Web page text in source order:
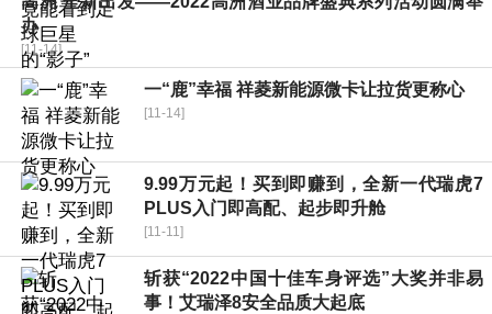
办
[11-14]
一“鹿”幸福 祥菱新能源微卡让拉货更称心
[11-14]
9.99万元起！买到即赚到，全新一代瑞虎7
PLUS入门即高配、起步即升舱
[11-11]
斩获“2022中国十佳车身评选”大奖并非易
事！艾瑞泽8安全品质大起底